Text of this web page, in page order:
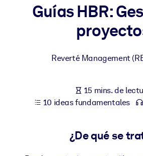
obtener mejores resultados de
Enriquezca su biblioteca corporativa
Alimente sus sistemas de IA con
Guías HBR:
Reverté Management
15 mins. de
10 ideas fundamentales
¿De qué se